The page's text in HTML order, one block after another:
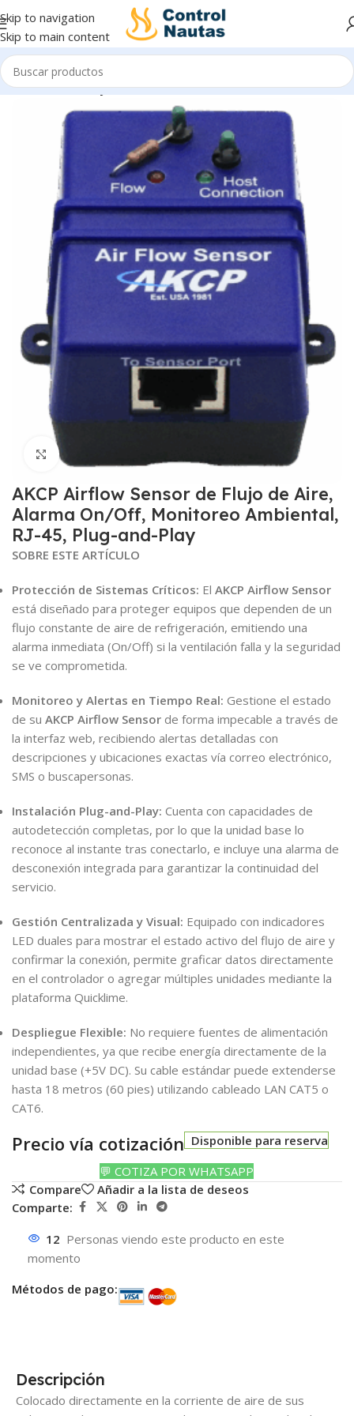
Skip to navigation
Skip to main content
Inicio Sensores y Transmisores
Click to enlarge
AKCP Airflow Sensor de Flujo de Aire,
Alarma On/Off, Monitoreo Ambiental,
RJ-45, Plug-and-Play
SOBRE ESTE ARTÍCULO
Protección de Sistemas Críticos: El AKCP Airflow Sensor
está diseñado para proteger equipos que dependen de un
flujo constante de aire de refrigeración, emitiendo una
alarma inmediata (On/Off) si la ventilación falla y la seguridad
se ve comprometida.
Monitoreo y Alertas en Tiempo Real: Gestione el estado
de su AKCP Airflow Sensor de forma impecable a través de
la interfaz web, recibiendo alertas detalladas con
descripciones y ubicaciones exactas vía correo electrónico,
SMS o buscapersonas.
Instalación Plug-and-Play: Cuenta con capacidades de
autodetección completas, por lo que la unidad base lo
reconoce al instante tras conectarlo, e incluye una alarma de
desconexión integrada para garantizar la continuidad del
servicio.
Gestión Centralizada y Visual: Equipado con indicadores
LED duales para mostrar el estado activo del flujo de aire y
confirmar la conexión, permite graficar datos directamente
en el controlador o agregar múltiples unidades mediante la
plataforma Quicklime.
Despliegue Flexible: No requiere fuentes de alimentación
independientes, ya que recibe energía directamente de la
unidad base (+5V DC). Su cable estándar puede extenderse
hasta 18 metros (60 pies) utilizando cableado LAN CAT5 o
CAT6.
Precio vía cotización Disponible para reserva
💬 COTIZA POR WHATSAPP
Compare
Añadir a la lista de deseos
Comparte:
12 Personas viendo este producto en este
momento
Métodos de pago:
Descripción
Colocado directamente en la corriente de aire de sus